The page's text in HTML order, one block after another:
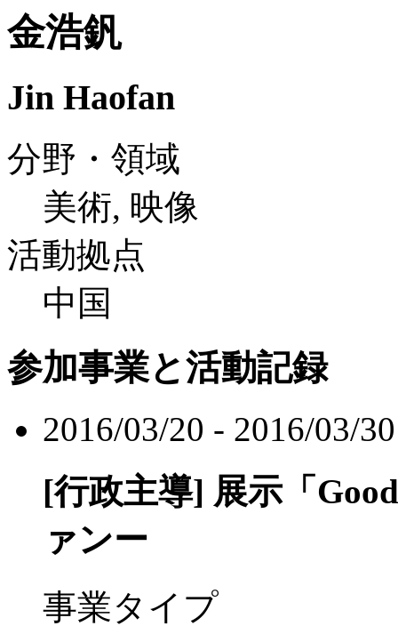
金浩釩
Jin Haofan
分野・領域
美術, 映像
活動拠点
中国
参加事業と活動記録
2016/03/20 - 2016/03/30
[行政主導] 展示「
ァンー
事業タイプ